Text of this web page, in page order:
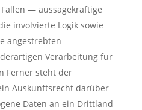
— aussagekräftige
involvierte Logik sowie
angestrebten
Verarbeitung für
Ferner steht der
Auskunftsrecht darüber
Daten an ein Drittland